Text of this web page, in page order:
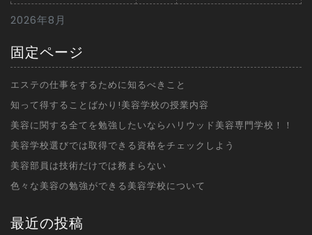
2026年8月
固定ページ
エステの仕事をするために知るべきこと
知って得することばかり!美容学校の授業内容
美容に関する全てを勉強したいならハリウッド美容専門学校！！
美容学校選びでは取得できる資格をチェックしよう
美容部員は技術だけでは務まらない
色々な美容の勉強ができる美容学校について
最近の投稿